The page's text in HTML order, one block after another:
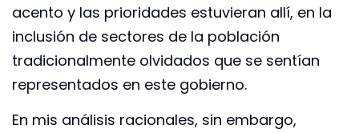
acento y las prioridades estuvieran allí, en la
inclusión de sectores de la población
tradicionalmente olvidados que se sentían
representados en este gobierno.
En mis análisis racionales, sin embargo,